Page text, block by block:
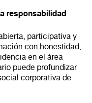
responsabilidad
participativa y
con honestidad,
en el área
puede profundizar
corporativa de